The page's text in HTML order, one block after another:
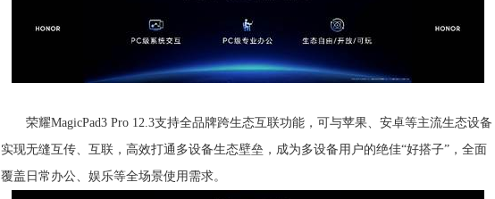
荣耀MagicPad3 Pro 12.3支持全品牌跨生态互联功能，可与苹果、安卓等主流生态设备
实现无缝互传、互联，高效打通多设备生态壁垒，成为多设备用户的绝佳“好搭子”，全面
覆盖日常办公、娱乐等全场景使用需求。